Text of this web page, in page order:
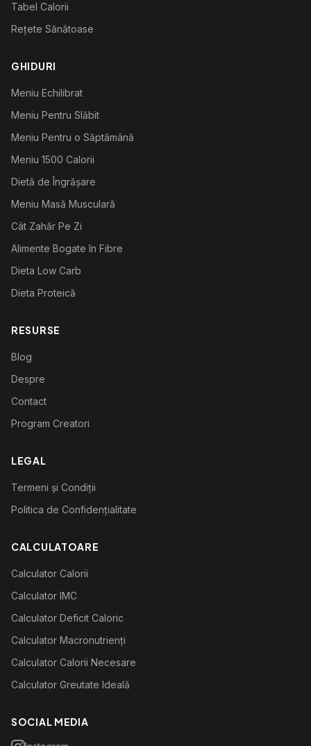
Tabel Calorii
Rețete Sănătoase
GHIDURI
Meniu Echilibrat
Meniu Pentru Slăbit
Meniu Pentru o Săptămână
Meniu 1500 Calorii
Dietă de Îngrășare
Meniu Masă Musculară
Cât Zahăr Pe Zi
Alimente Bogate în Fibre
Dieta Low Carb
Dieta Proteică
RESURSE
Blog
Despre
Contact
Program Creatori
LEGAL
Termeni și Condiții
Politica de Confidențialitate
CALCULATOARE
Calculator Calorii
Calculator IMC
Calculator Deficit Caloric
Calculator Macronutrienți
Calculator Calorii Necesare
Calculator Greutate Ideală
SOCIAL MEDIA